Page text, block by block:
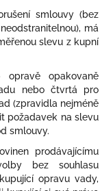
smlouvy (bez
má
slevu z kupní
opakovaně
nebo čtvrtá pro
(zpravidla nejméně
požadavek na slevu
smlouvy.
prodávajícímu
bez souhlasu
opravu vady,